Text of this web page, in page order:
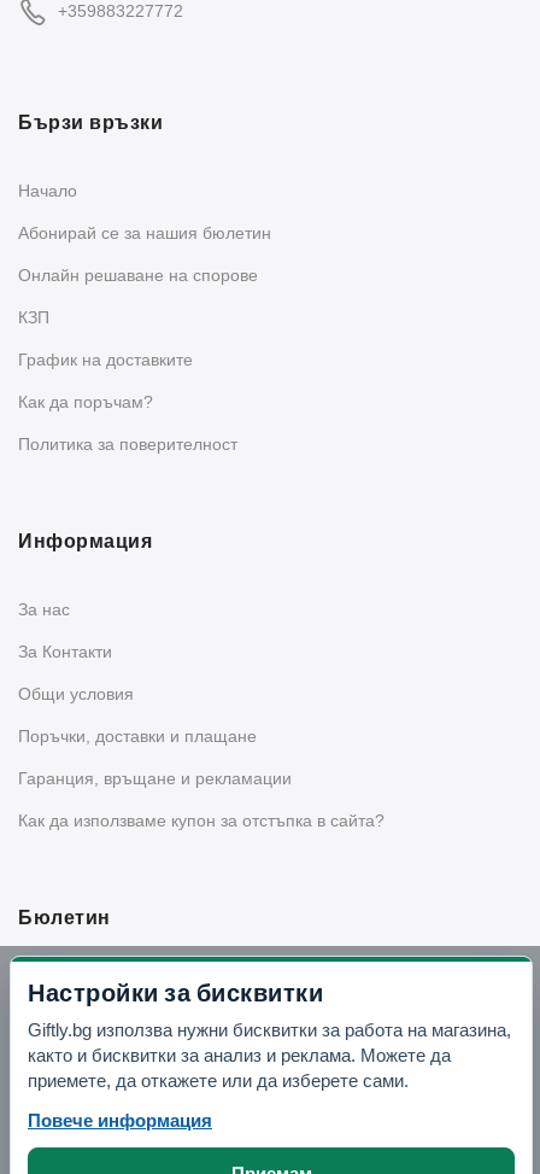
+359883227772
Бързи връзки
Начало
Абонирай се за нашия бюлетин
Oнлайн решаване на спорове
КЗП
График на доставките
Как да поръчам?
Политика за поверителност
Информация
За нас
За Контакти
Общи условия
Поръчки, доставки и плащане
Гаранция, връщане и рекламации
Как да използваме купон за отстъпка в сайта?
Бюлетин
Вземи -10% отстъпка в Telegram
Отвори Telegram
Настройки за бисквитки
Giftly.bg използва нужни бисквитки за работа на магазина,
както и бисквитки за анализ и реклама. Можете да
приемете, да откажете или да изберете сами.
Повече информация